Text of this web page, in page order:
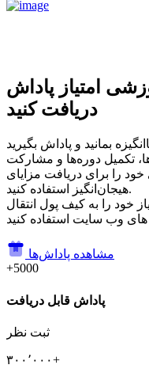
امتیاز پاداش
دریافت کنید
تکمیل دوره‌ها و مشارکت
را برای دریافت مزایای
هیجان‌انگیز استفاده کنید.
خود را به کیف پول انتقال
های وب سایت استفاده کنید
مشاهده پاداش‌ها
+5000
پاداش قابل دریافت
ثبت نظر
۳۰۰٬۰۰۰+